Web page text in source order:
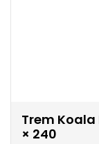
Trem Koala
× 240